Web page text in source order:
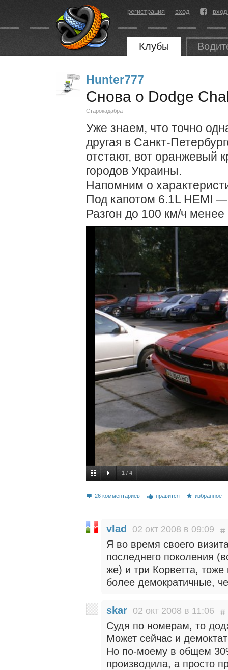
регистрация вход
Клубы
Hunter777
Снова о Dodge
Старокадабра
Уже знаем, что точно
другая в Санкт-
отстают, вот оранжевый
городов Украины.
Напомним о
Под капотом 6.1L HEMI
Разгон до 100 км/ч менее
1 / 4
26 комментариев нравится избранное
vlad 02 окт 2008 в 09:09
Я во время своего
последнего поколения
же) и три Корветта,
более демократичные,
skar 02 окт 2008 в 11:06
Судя по номерам, то
Может сейчас и
Но по-моему в общем
производила, а просто